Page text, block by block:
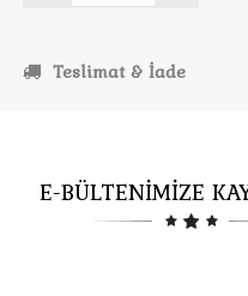
Teslimat & İade
E-BÜLTENİMİZE